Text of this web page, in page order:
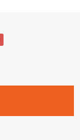
された場合、変更後の
ーンをいいます。
ECzine」「Biz/Zine」